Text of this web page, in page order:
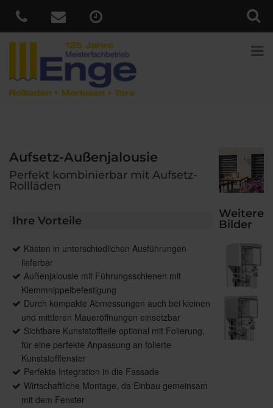
Aufsetz-Außenjalousie
Perfekt kombinierbar mit Aufsetz-
Rollläden
Ihre Vorteile
Kästen in unterschiedlichen Ausführungen
lieferbar
Außenjalousie mit Führungsschienen mit
Klemmnippelbefestigung
Durch kompakte Abmessungen auch bei kleinen
und mittleren Maueröffnungen einsetzbar
Sichtbare Kunststoffteile optional mit Folierung,
für eine perfekte Anpassung an folierte
Kunststofffenster
Perfekte Integration in die Fassade
Wirtschaftliche Montage, da Einbau gemeinsam
mit dem Fenster
Weitere
Bilder